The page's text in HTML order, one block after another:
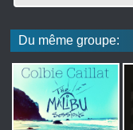
Du même groupe: